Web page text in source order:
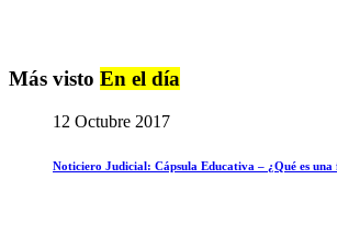
Más visto En el día
12 Octubre 2017
Noticiero Judicial: Cápsula Educativa – ¿Qué es una